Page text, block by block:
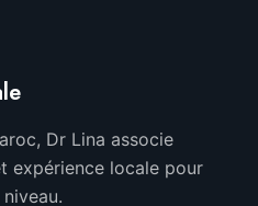
Dr Lina associe
expérience locale pour